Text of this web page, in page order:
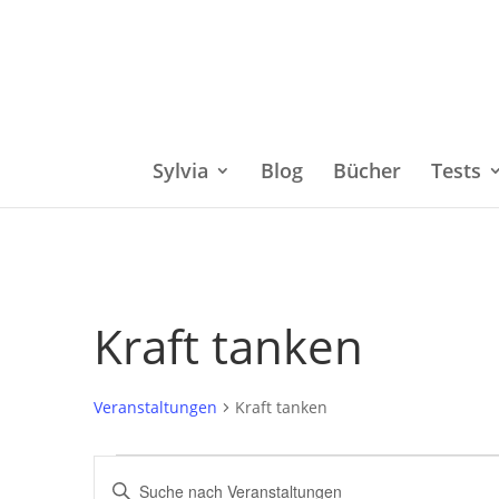
Sylvia Blog Bücher Tests
Kraft tanken
Veranstaltungen Kraft tanken
Veranstaltungen
Bitte